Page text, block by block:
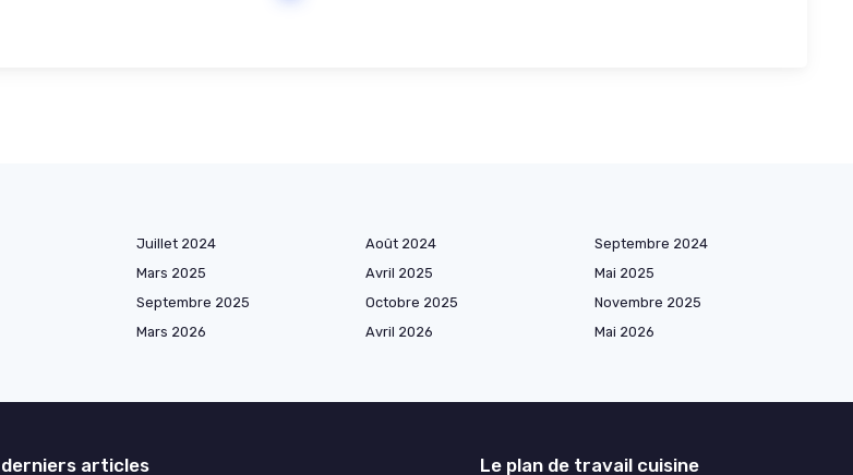
Juillet 2024 Août 2024
Septembre 2024
Mars 2025 Avril 2025
Mai 2025
Septembre 2025 Octobre 2025
Novembre 2025
Mars 2026 Avril 2026
Mai 2026
derniers articles Le plan de travail cuisine